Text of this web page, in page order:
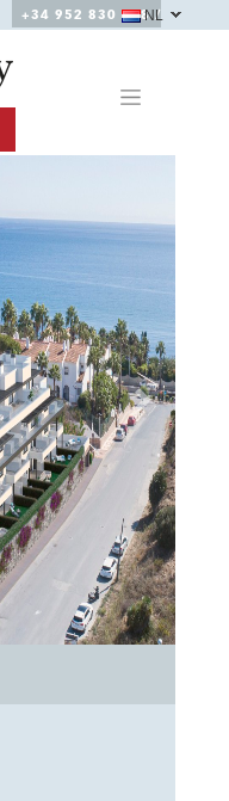
+34 952 830 378 /
NL
Next